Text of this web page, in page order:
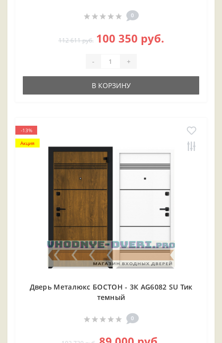
0
112 611 руб. 100 350 руб.
- +
В КОРЗИНУ
-13%
Акция
Дверь Металюкс БОСТОН - 3К AG6082 SU Тик
темный
0